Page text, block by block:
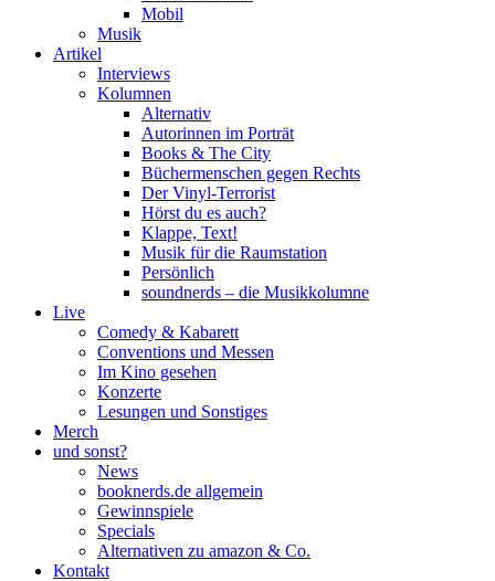
Mobil
Musik
Artikel
Interviews
Kolumnen
Alternativ
Autorinnen im Porträt
Books & The City
Büchermenschen gegen Rechts
Der Vinyl-Terrorist
Hörst du es auch?
Klappe, Text!
Musik für die Raumstation
Persönlich
soundnerds – die Musikkolumne
Live
Comedy & Kabarett
Conventions und Messen
Im Kino gesehen
Konzerte
Lesungen und Sonstiges
Merch
und sonst?
News
booknerds.de allgemein
Gewinnspiele
Specials
Alternativen zu amazon & Co.
Kontakt